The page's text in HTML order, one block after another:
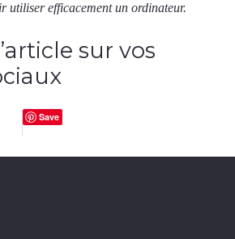
utiliser efficacement un ordinateur.
sur vos
Save